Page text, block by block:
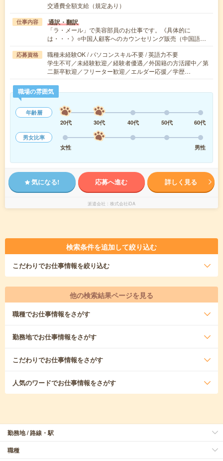
交通費全額支給（規定あり）
仕事内容 通訳・翻訳
「ラ・メール」で美容部員のお仕事です。《具体的に
は・・・》○中国人顧客へのカウンセリング販売（中国語…
応募資格
職種未経験OK / パソコンスキル不要 / 英語力不要
学生不可／未経験歓迎／経験者優遇／外国籍の方活躍中／第
二新卒歓迎／フリーター歓迎／エルダー応援／学歴…
職場の雰囲気
年齢層
20代
30代 40代 50代
60代
男女比率
女性
男性
気になる! 応募へ進む 詳しく見る
派遣会社 株式会社iDA
検索条件を追加して絞り込む
こだわりでお仕事情報を絞り込む
他の検索結果ページを見る
職種でお仕事情報をさがす
勤務地でお仕事情報をさがす
こだわりでお仕事情報をさがす
人気のワードでお仕事情報をさがす
勤務地 / 路線・駅
職種